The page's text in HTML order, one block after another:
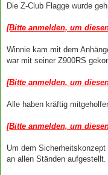
Die Z-Club Flagge wurde
[Bitte anmelden, um
Winnie kam mit dem
war mit seiner Z900RS
[Bitte anmelden, um
Alle haben kräftig
[Bitte anmelden, um
Um dem
an allen Ständen aufgestellt.